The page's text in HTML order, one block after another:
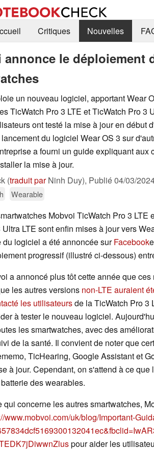
Critiques Nouvelles
annonce le déploiement
un nouveau logiciel, apportant Wear
TicWatch Pro 3 LTE et TicWatch Pro 3
ont testé la mise à jour en début
du logiciel Wear OS 3 sur
a fourni un guide expliquant aux
la mise à jour.
(traduit parNinh Duy), Publié04/03/
Wearable
Mobvoi TicWatch Pro 3 LTE
Ultra LTE sont enfin mises à jour vers
du logiciel a été annoncée surFacebook
progressif (illustré ci-dessous)
a annoncé plus tôt cette année que
les autres versions non-LTE auraient
les utilisateursde la TicWatch Pro 3
à tester le nouveau logiciel.
les smartwatches, avec des
de la santé. Il convient de noter que
TicHearing, Google Assistant et
à jour. Cependant, on s'attend à ce
des wearables.
qui concerne les autres smartwatches,
www.mobvoi.com/uk/blog/Important-
pour aider les